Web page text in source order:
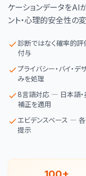
ケーションデータをAI
ント・心理的安全性の
診断ではなく確率的
付与
プライバシー・バイ・
みを処理
8言語対応 ― 日本語・
補正を適用
エビデンスベース ―
提示